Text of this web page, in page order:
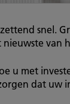
snel.
van
u met
dat uw